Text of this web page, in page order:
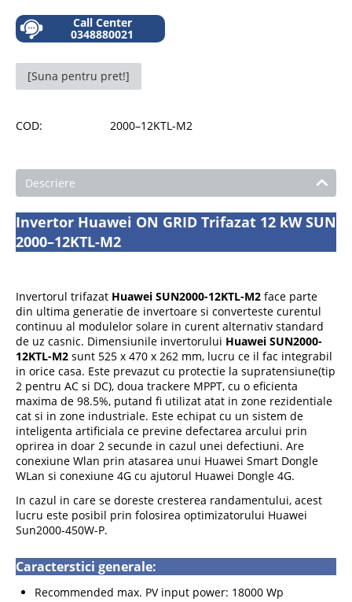
Call Center
0348880021
[Suna pentru pret!]
COD: 2000–12KTL-M2
Descriere
Invertor Huawei ON GRID Trifazat 12 kW SUN
2000–12KTL-M2
Invertorul trifazat Huawei SUN2000-12KTL-M2 face parte
din ultima generatie de invertoare si converteste curentul
continuu al modulelor solare in curent alternativ standard
de uz casnic. Dimensiunile invertorului Huawei SUN2000-
12KTL-M2 sunt 525 x 470 x 262 mm, lucru ce il fac integrabil
in orice casa. Este prevazut cu protectie la supratensiune(tip
2 pentru AC si DC), doua trackere MPPT, cu o eficienta
maxima de 98.5%, putand fi utilizat atat in zone rezidentiale
cat si in zone industriale. Este echipat cu un sistem de
inteligenta artificiala ce previne defectarea arcului prin
oprirea in doar 2 secunde in cazul unei defectiuni. Are
conexiune Wlan prin atasarea unui Huawei Smart Dongle
WLan si conexiune 4G cu ajutorul Huawei Dongle 4G.
In cazul in care se doreste cresterea randamentului, acest
lucru este posibil prin folosirea optimizatorului Huawei
Sun2000-450W-P.
Caracterstici generale:
Recommended max. PV input power: 18000 Wp